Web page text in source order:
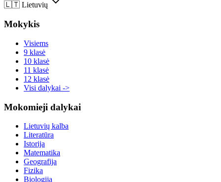
🇱🇹 Lietuvių
Mokykis
Visiems
9 klasė
10 klasė
11 klasė
12 klasė
Visi dalykai ->
Mokomieji dalykai
Lietuvių kalba
Literatūra
Istorija
Matematika
Geografija
Fizika
Biologija